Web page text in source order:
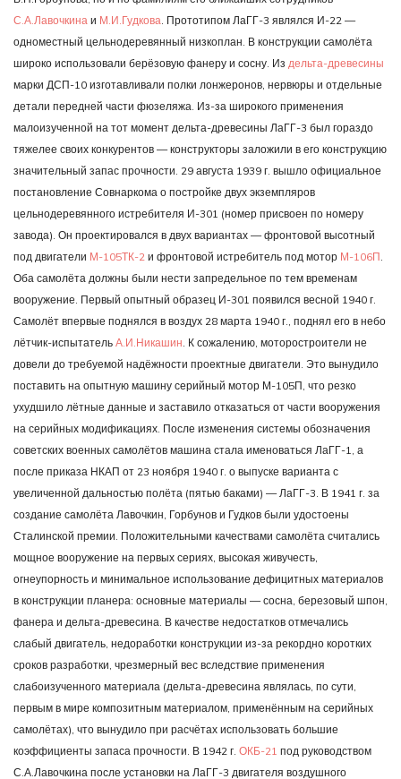
С.А.Лавочкина и М.И.Гудкова. Прототипом ЛаГГ-3 являлся И-22 —
одноместный цельнодеревянный низкоплан. В конструкции самолёта
широко использовали берёзовую фанеру и сосну. Из дельта-древесины
марки ДСП-10 изготавливали полки лонжеронов, нервюры и отдельные
детали передней части фюзеляжа. Из-за широкого применения
малоизученной на тот момент дельта-древесины ЛаГГ-3 был гораздо
тяжелее своих конкурентов — конструкторы заложили в его конструкцию
значительный запас прочности. 29 августа 1939 г. вышло официальное
постановление Совнаркома о постройке двух экземпляров
цельнодеревянного истребителя И-301 (номер присвоен по номеру
завода). Он проектировался в двух вариантах — фронтовой высотный
под двигатели М-105ТК-2 и фронтовой истребитель под мотор М-106П.
Оба самолёта должны были нести запредельное по тем временам
вооружение. Первый опытный образец И-301 появился весной 1940 г.
Самолёт впервые поднялся в воздух 28 марта 1940 г., поднял его в небо
лётчик-испытатель А.И.Никашин. К сожалению, моторостроители не
довели до требуемой надёжности проектные двигатели. Это вынудило
поставить на опытную машину серийный мотор М-105П, что резко
ухудшило лётные данные и заставило отказаться от части вооружения
на серийных модификациях. После изменения системы обозначения
советских военных самолётов машина стала именоваться ЛаГГ-1, а
после приказа НКАП от 23 ноября 1940 г. о выпуске варианта с
увеличенной дальностью полёта (пятью баками) — ЛаГГ-3. В 1941 г. за
создание самолёта Лавочкин, Горбунов и Гудков были удостоены
Сталинской премии. Положительными качествами самолёта считались
мощное вооружение на первых сериях, высокая живучесть,
огнеупорность и минимальное использование дефицитных материалов
в конструкции планера: основные материалы — сосна, березовый шпон,
фанера и дельта-древесина. В качестве недостатков отмечались
слабый двигатель, недоработки конструкции из-за рекордно коротких
сроков разработки, чрезмерный вес вследствие применения
слабоизученного материала (дельта-древесина являлась, по сути,
первым в мире композитным материалом, применённым на серийных
самолётах), что вынудило при расчётах использовать большие
коэффициенты запаса прочности. В 1942 г. ОКБ-21 под руководством
С.А.Лавочкина после установки на ЛаГГ-3 двигателя воздушного